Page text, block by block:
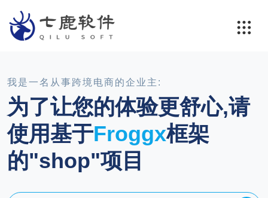
我是一名从事跨境电商的企业主:
为了让您的体验更舒心,请
使用基于Froggx框架
的"shop"项目